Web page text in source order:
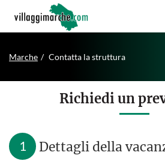
Marche Contatta la struttura
Richiedi un
1 Dettagli della